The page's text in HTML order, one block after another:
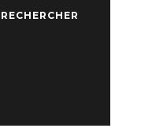
RECHERCHER